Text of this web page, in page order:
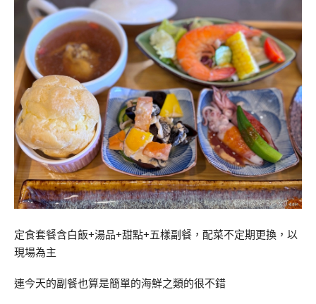
定食套餐含白飯+湯品+甜點+五樣副餐，配菜不定期更換，以
現場為主
連今天的副餐也算是簡單的海鮮之類的很不錯